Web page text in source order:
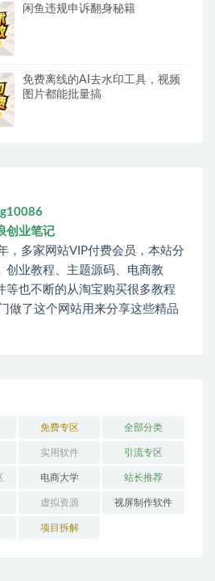
闲鱼违规申诉翻身秘籍
免费离线的AI去水印工具，视频
图片都能批量搞
创业笔记
，多家网站VIP付费会员，本站分
创业教程、主题源码、电商教
等也不断的从淘宝购买很多教程
做了这个网站用来分享这些精品
免费专区 全部分类
实用软件 引流专区
电商大学 站长推荐
虚拟资源 视屏制作软件
项目拆解